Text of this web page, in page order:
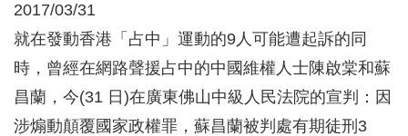
2017/03/31
就在發動香港「占中」運動的9人可能遭起訴的同
時，曾經在網路聲援占中的中國維權人士陳啟棠和蘇
昌蘭，今(31 日)在廣東佛山中級人民法院的宣判：因
涉煽動顛覆國家政權罪，蘇昌蘭被判處有期徒刑3